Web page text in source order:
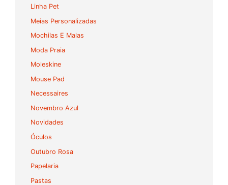
Linha Pet
Meias Personalizadas
Mochilas E Malas
Moda Praia
Moleskine
Mouse Pad
Necessaires
Novembro Azul
Novidades
Óculos
Outubro Rosa
Papelaria
Pastas